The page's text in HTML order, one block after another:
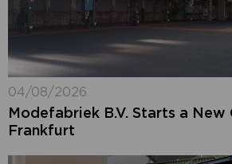
04/08/2026
Modefabriek B.V. Starts a New
Frankfurt